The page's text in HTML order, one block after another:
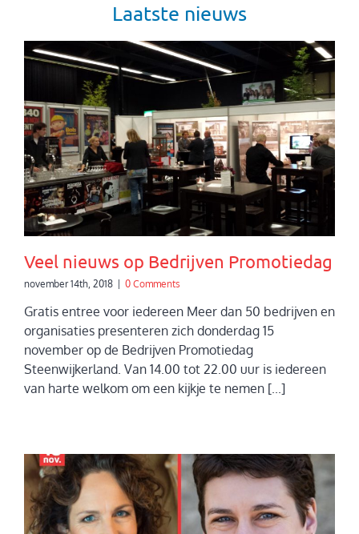
Laatste nieuws
Veel nieuws op Bedrijven Promotiedag
november 14th, 2018 0 Comments
Gratis entree voor iedereen Meer dan 50 bedrijven en
organisaties presenteren zich donderdag 15
november op de Bedrijven Promotiedag
Steenwijkerland. Van 14.00 tot 22.00 uur is iedereen
van harte welkom om een kijkje te nemen [...]